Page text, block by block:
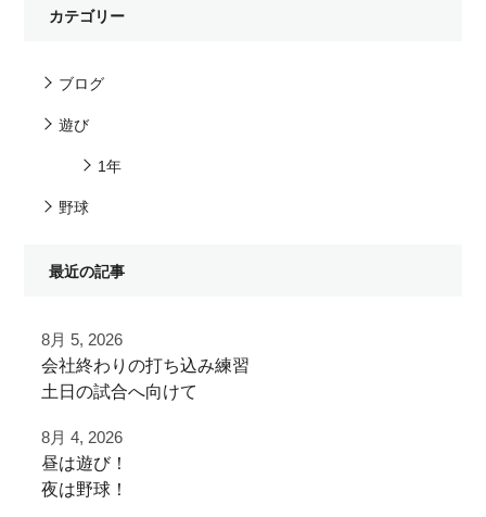
カテゴリー
ブログ
遊び
1年
野球
最近の記事
8月 5, 2026
⁡会社終わりの打ち込み⁡練習⁡
⁡土日の試合へ向けて⁡
⁡またお待ちしております！
8月 4, 2026
昼は遊び！
夜は野球！